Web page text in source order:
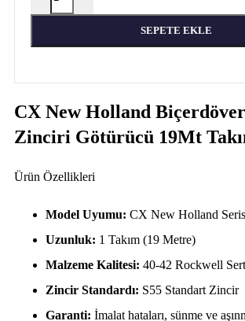
SEPETE EKLE
CX New Holland
Zinciri Götürücü 19Mt
Ürün Özellikleri
Model Uyumu: CX New Holland
Uzunluk: 1 Takım (19 Metre)
Malzeme Kalitesi: 40-42 Rockwell
Zincir Standardı: S55 Standart Zincir
Garanti: İmalat hataları, sünme ve